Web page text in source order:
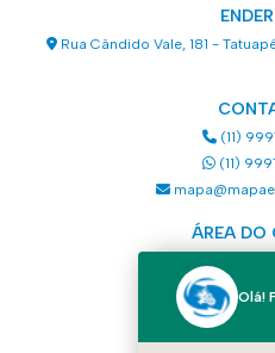
Rua Cândido Vale, 181 -
(11)
(11)
ÁREA DO
Olá!